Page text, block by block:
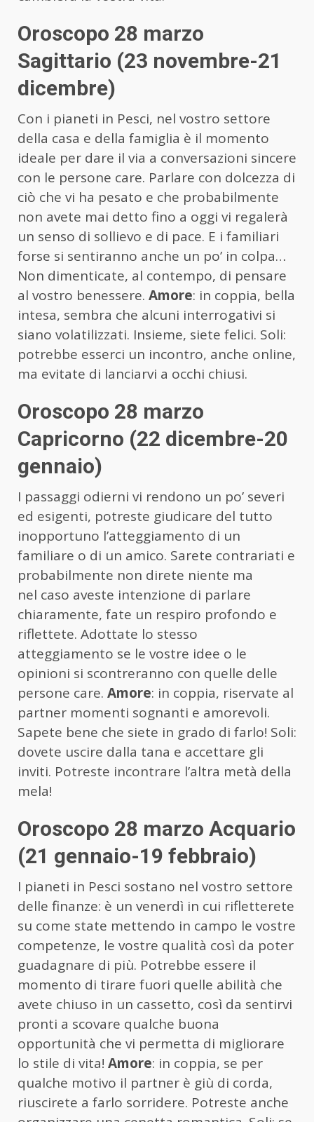
Oroscopo 28 marzo
Sagittario (23 novembre-21
dicembre)
Con i pianeti in Pesci, nel vostro settore
della casa e della famiglia è il momento
ideale per dare il via a conversazioni sincere
con le persone care. Parlare con dolcezza di
ciò che vi ha pesato e che probabilmente
non avete mai detto fino a oggi vi regalerà
un senso di sollievo e di pace. E i familiari
forse si sentiranno anche un po’ in colpa…
Non dimenticate, al contempo, di pensare
al vostro benessere. Amore: in coppia, bella
intesa, sembra che alcuni interrogativi si
siano volatilizzati. Insieme, siete felici. Soli:
potrebbe esserci un incontro, anche online,
ma evitate di lanciarvi a occhi chiusi.
Oroscopo 28 marzo
Capricorno (22 dicembre-20
gennaio)
I passaggi odierni vi rendono un po’ severi
ed esigenti, potreste giudicare del tutto
inopportuno l’atteggiamento di un
familiare o di un amico. Sarete contrariati e
probabilmente non direte niente ma
nel caso aveste intenzione di parlare
chiaramente, fate un respiro profondo e
riflettete. Adottate lo stesso
atteggiamento se le vostre idee o le
opinioni si scontreranno con quelle delle
persone care. Amore: in coppia, riservate al
partner momenti sognanti e amorevoli.
Sapete bene che siete in grado di farlo! Soli:
dovete uscire dalla tana e accettare gli
inviti. Potreste incontrare l’altra metà della
mela!
Oroscopo 28 marzo Acquario
(21 gennaio-19 febbraio)
I pianeti in Pesci sostano nel vostro settore
delle finanze: è un venerdì in cui rifletterete
su come state mettendo in campo le vostre
competenze, le vostre qualità così da poter
guadagnare di più. Potrebbe essere il
momento di tirare fuori quelle abilità che
avete chiuso in un cassetto, così da sentirvi
pronti a scovare qualche buona
opportunità che vi permetta di migliorare
lo stile di vita! Amore: in coppia, se per
qualche motivo il partner è giù di corda,
riuscirete a farlo sorridere. Potreste anche